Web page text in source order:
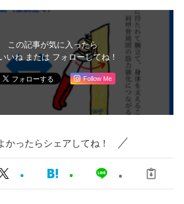
この記事が気に入ったら
いね または フォローしてね！
Follow Me
かったらシェアしてね！